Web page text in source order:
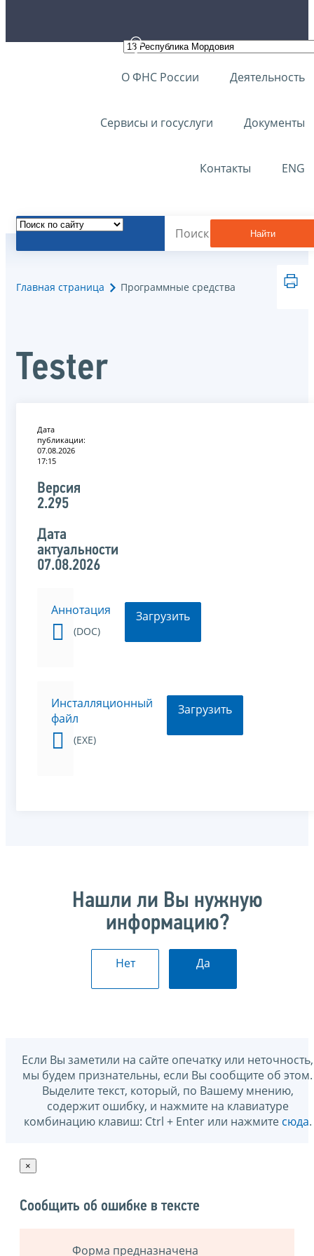
О ФНС России Деятельность
Сервисы и госуслуги Документы
Контакты ENG
Найти
Главная страница Программные средства
Tester
Дата
публикации:
07.08.2026
17:15
Версия
2.295
Дата
актуальности
07.08.2026
Аннотация
(DOC)
Загрузить
Инсталляционный
файл
(EXE)
Загрузить
Нашли ли Вы нужную
информацию?
Нет Да
Если Вы заметили на сайте опечатку или неточность,
мы будем признательны, если Вы сообщите об этом.
Выделите текст, который, по Вашему мнению,
содержит ошибку, и нажмите на клавиатуре
комбинацию клавиш: Ctrl + Enter или нажмите сюда.
×
Сообщить об ошибке в тексте
Форма предназначена